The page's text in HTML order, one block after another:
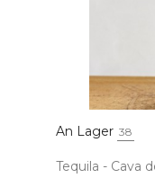
An Lager 38
Tequila - Cava